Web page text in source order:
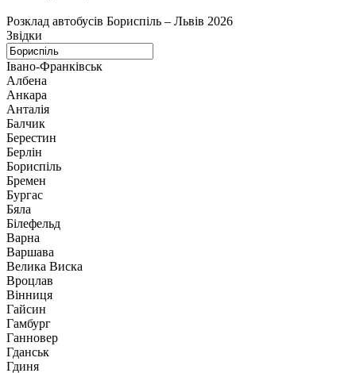
Розклад автобусів Бориспіль – Львів 2026
Звідки
Івано-Франківськ
Албена
Анкара
Анталія
Балчик
Берестин
Берлін
Бориспіль
Бремен
Бургас
Бяла
Білефельд
Варна
Варшава
Велика Виска
Вроцлав
Вінниця
Гайсин
Гамбург
Ганновер
Гданськ
Гдиня